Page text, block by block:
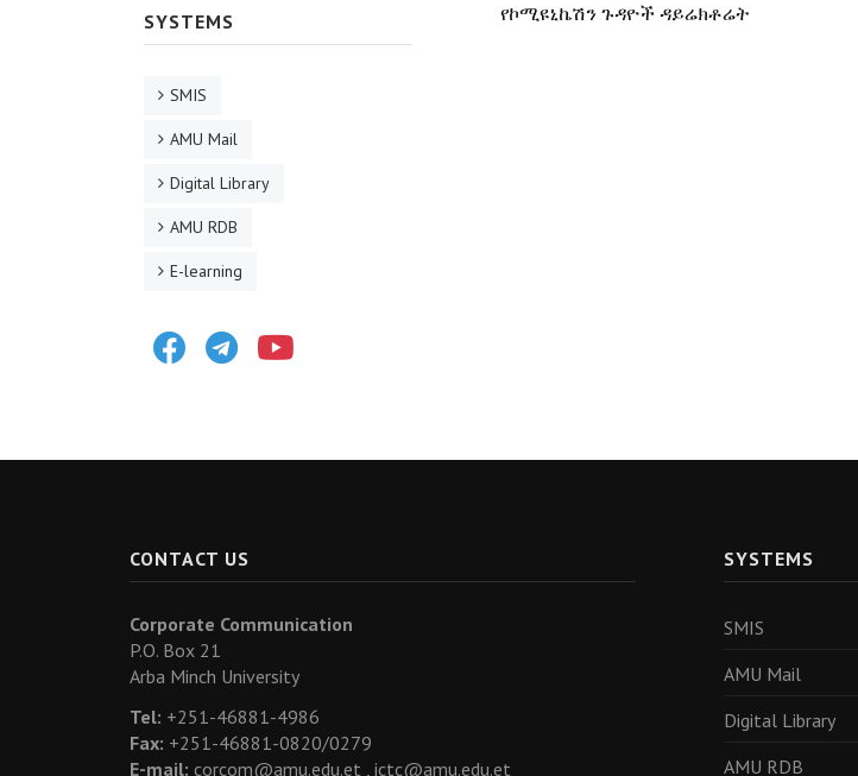
የኮሚዩኒኬሽን ጉዳዮች ዳይሬክቶሬት
SYSTEMS
SMIS
AMU Mail
Digital Library
AMU RDB
E-learning
FacebookTelegram
CONTACT US
Corporate Communication
P.O. Box 21
Arba Minch University
Tel: +251-46881-4986
Fax: +251-46881-0820/0279
E-mail: corcom@amu.edu.et , ictc@amu.edu.et
SYSTEMS
SMIS
AMU Mail
Digital Library
AMU RDB